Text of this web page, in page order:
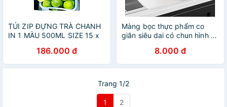
TÚI ZIP ĐỰNG TRÀ CHANH
IN 1 MÀU 500ML SIZE 15 x
186.000 đ
Màng bọc thực phẩm co
giãn siêu dai có chun hình túi
Movava - MBTPG1
8.000 đ
Trang 1/2
1 2